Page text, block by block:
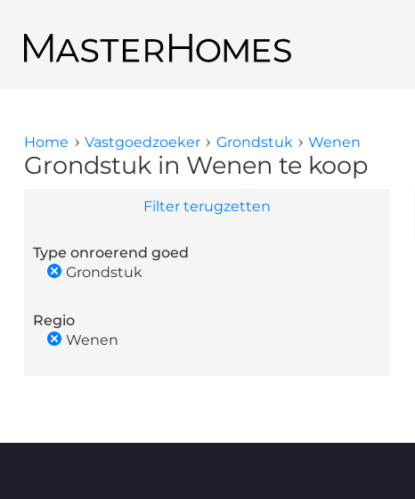
Terug naar de zoekresultaten
U bent hier
Home Vastgoedzoeker Grondstuk Wenen
Grondstuk in Wenen te koop
Filter terugzetten
Type onroerend goed
Grondstuk
Regio
Wenen